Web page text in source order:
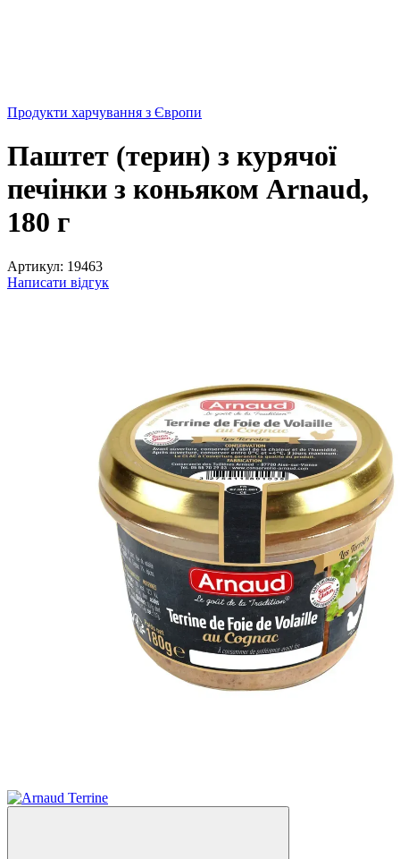
Продукти харчування з Європи
Паштет (терин) з курячої
печінки з коньяком Arnaud,
180 г
Артикул: 19463
Написати відгук